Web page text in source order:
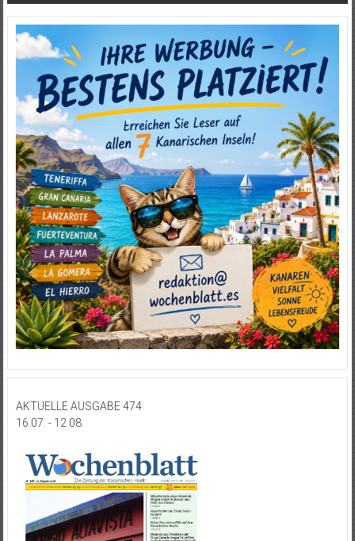
AKTUELLE AUSGABE 474
16.07. - 12.08.